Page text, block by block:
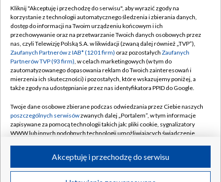
TVP
Abonament TVP
Emisja w TVP
Centrum informacji TVP
Naziemna Telewizja Cyfrowa
Rada Programowa
System NOS
Informacje o nadawcy
Program dla prasy
Regulamin TVP
Polityka prywatności
Moje zgody
Pomoc
Kontakt
Kanały
©2026 Telewizja Polska S.A. w likwidacji
Kliknij "Akceptuję i przechodzę do serwisu", aby wyrazić zgody na
korzystanie z technologii automatycznego śledzenia i zbierania danych,
dostęp do informacji na Twoim urządzeniu końcowym i ich
przechowywanie oraz na przetwarzanie Twoich danych osobowych przez
nas, czyli Telewizję Polską S.A. w likwidacji (zwaną dalej również „TVP”),
Zaufanych Partnerów z IAB* (1201 firm) oraz pozostałych Zaufanych
Partnerów TVP (93 firm), w celach marketingowych (w tym do
zautomatyzowanego dopasowania reklam do Twoich zainteresowań i
mierzenia ich skuteczności) i pozostałych, które wskazujemy poniżej, a
także zgody na udostępnianie przez nas identyfikatora PPID do Google.
Twoje dane osobowe zbierane podczas odwiedzania przez Ciebie naszych
poszczególnych serwisówzwanych dalej „Portalem”, w tym informacje
zapisywane za pomocą technologii takich jak: pliki cookie, sygnalizatory
WWW lub innych podobnych technologii umożliwiających świadczenie
ruchu w Internecie.
Twoje dane osobowe zbierane podczas odwiedzania przez Ciebie
Akceptuję i przechodzę do serwisu